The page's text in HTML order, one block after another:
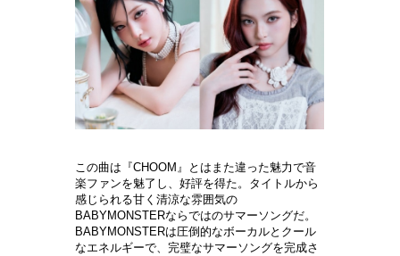
この曲は『CHOOM』とはまた違った魅力で音
楽ファンを魅了し、好評を得た。タイトルから
感じられる甘く 清涼な雰囲気の
BABYMONSTERならではのサマー ソングだ。
BABYMONSTERは圧倒的なボーカルとク ール
なエネルギーで、完璧なサマー ソングを完成さ